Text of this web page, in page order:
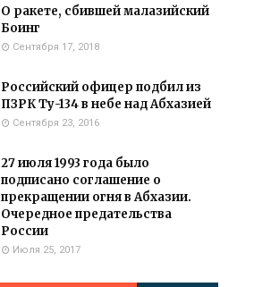
О ракете, сбившей малазийский
Боинг
Сентября 17, 2018
Российский офицер подбил из
ПЗРК Ту-134 в небе над Абхазией
Сентября 23, 2016
27 июля 1993 года было
подписано соглашение о
прекращении огня в Абхазии.
Очередное предательства
России
Июля 25, 2017